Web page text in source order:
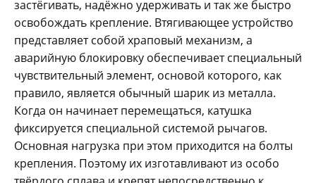
застёгивать, надёжно удерживать и так же быстро
освобождать крепление. Втягивающее устройство
представляет собой храповый механизм, а
аварийную блокировку обеспечивает специальный
чувствительный элемент, основой которого, как
правило, является обычный шарик из металла.
Когда он начинает перемещаться, катушка
фиксируется специальной системой рычагов.
Основная нагрузка при этом приходится на болты
крепления. Поэтому их изготавливают из особо